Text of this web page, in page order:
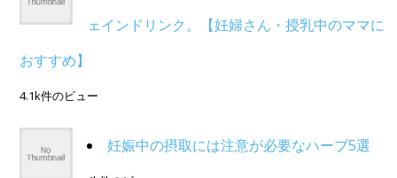
ェインドリンク。【妊婦さん・授乳中のママに
おすすめ】
4.1k件のビュー
妊娠中の摂取には注意が必要なハーブ5選